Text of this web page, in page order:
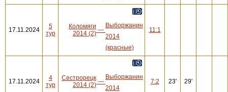
17.11.2024
5
тур
Коломяги
2014 (2) —
Выборжанин
2014
(красные)
11:1
17.11.2024
4
тур
Сестрорецк
2014 (2) —
Выборжанин
2014
7:2 23' 29'